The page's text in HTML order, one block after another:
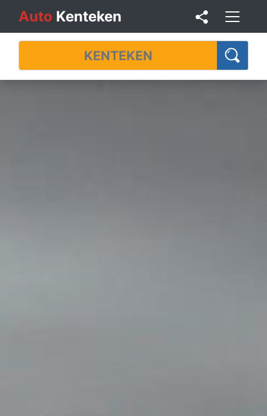
Auto Kenteken